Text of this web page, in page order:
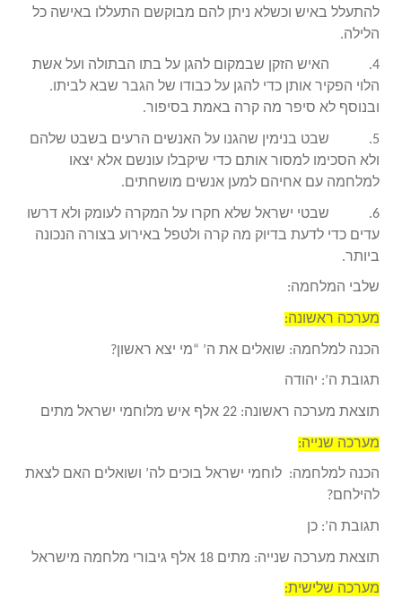
להתעלל באיש וכשלא ניתן להם מבוקשם התעללו באישה כל
הלילה.
4. האיש הזקן שבמקום להגן על בתו הבתולה ועל אשת
הלוי הפקיר אותן כדי להגן על כבודו של הגבר שבא לביתו.
ובנוסף לא סיפר מה קרה באמת בסיפור.
5. שבט בנימין שהגנו על האנשים הרעים בשבט שלהם
ולא הסכימו למסור אותם כדי שיקבלו עונשם אלא יצאו
למלחמה עם אחיהם למען אנשים מושחתים.
6. שבטי ישראל שלא חקרו על המקרה לעומק ולא דרשו
עדים כדי לדעת בדיוק מה קרה ולטפל באירוע בצורה הנכונה
ביותר.
שלבי המלחמה:
מערכה ראשונה:
הכנה למלחמה: שואלים את ה’ “מי יצא ראשון?
תגובת ה’: יהודה
תוצאת מערכה ראשונה: 22 אלף איש מלוחמי ישראל מתים
מערכה שנייה:
הכנה למלחמה: לוחמי ישראל בוכים לה’ ושואלים האם לצאת
להילחם?
תגובת ה’: כן
תוצאת מערכה שנייה: מתים 18 אלף גיבורי מלחמה מישראל
מערכה שלישית: